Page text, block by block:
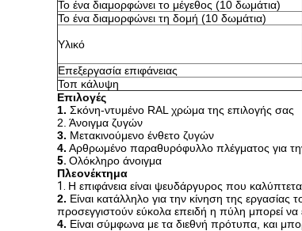
Το ένα διαμορφώνει το μέγεθος (10 δωμάτια)
Το ένα διαμορφώνει τη δομή (10 δωμάτια)
Υλικό
Επεξεργασία επιφάνειας
Τοπ κάλυψη
Επιλογές
1. Σκόνη-ντυμένο RAL χρώμα της επιλογής σας
2. Άνοιγμα ζυγών
3. Μετακινούμενο ένθετο ζυγών
4. Αρθρωμένο παραθυρόφυλλο πλέγματος για
5. Ολόκληρο άνοιγμα
Πλεονέκτημα
1. Η επιφάνεια είναι ψευδάργυρος που
2. Είναι κατάλληλο για την κίνηση της
προσεγγιστούν εύκολα επειδή η πύλη μπορεί να
4. Είναι σύμφωνα με τα διεθνή πρότυπα, και